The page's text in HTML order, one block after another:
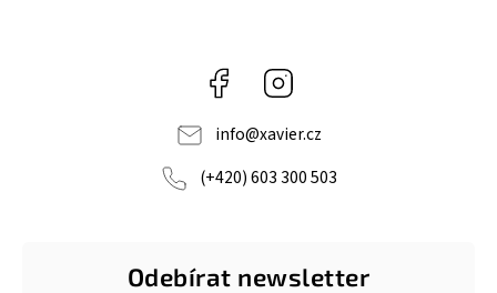
Facebook
info@xavier.cz
(+420) 603 300 503
Odebírat newsletter